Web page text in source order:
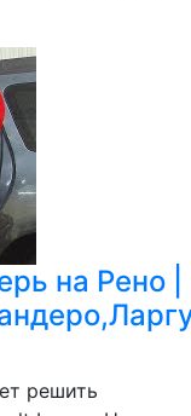
на Рено |
решить